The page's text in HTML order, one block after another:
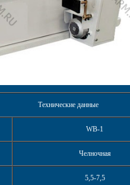
Технические данные
WB-1
Челночная
5,5-7,5